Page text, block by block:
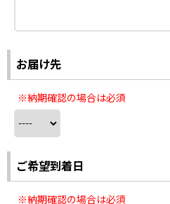
お届け先
※納期確認の場合は必須
ご希望到着日
※納期確認の場合は必須